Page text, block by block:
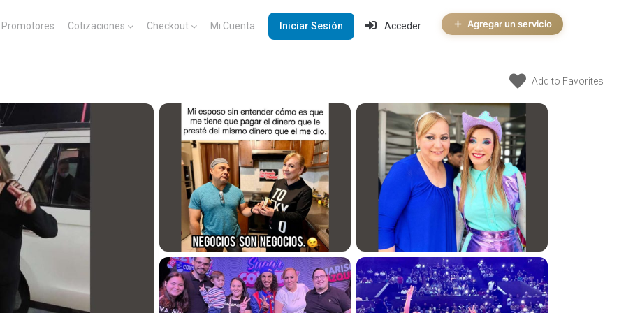
Promotores Cotizaciones Checkout Mi Cuenta Iniciar Sesión Acceder Agregar un servicio
Add to Favorites